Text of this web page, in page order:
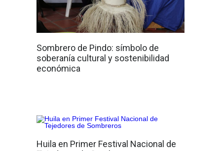
Sombrero de Pindo: símbolo de
soberanía cultural y sostenibilidad
económica
Huila en Primer Festival Nacional de